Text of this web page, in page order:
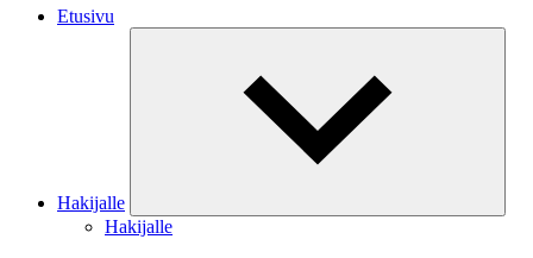
Etusivu
Hakijalle
Hakijalle